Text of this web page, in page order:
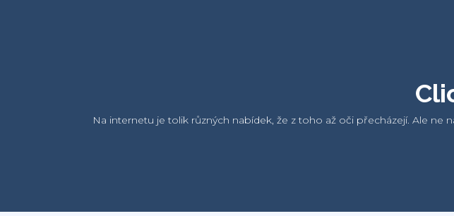
Na internetu je tolik různých nabídek, že z toho až oči přecházejí. Ale